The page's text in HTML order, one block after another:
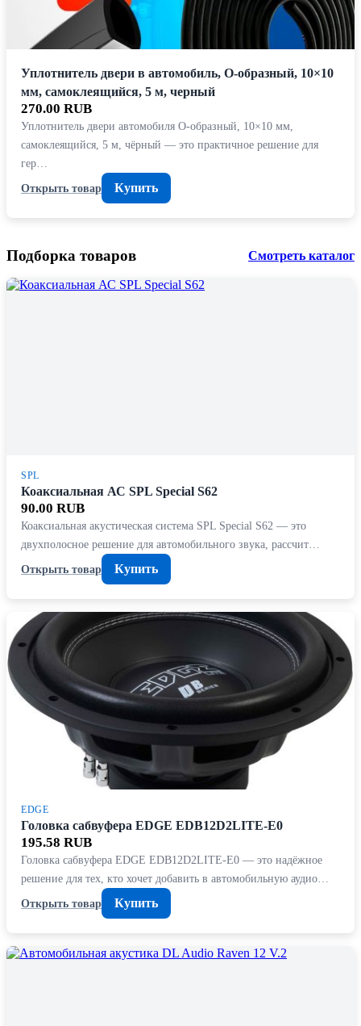
Уплотнитель двери в автомобиль, О-образный, 10×10
мм, самоклеящийся, 5 м, черный
270.00 RUB
Уплотнитель двери автомобиля О-образный, 10×10 мм,
самоклеящийся, 5 м, чёрный — это практичное решение для
гер…
Открыть товар
Купить
Подборка товаров Смотреть каталог
SPL
Коаксиальная АС SPL Special S62
90.00 RUB
Коаксиальная акустическая система SPL Special S62 — это
двухполосное решение для автомобильного звука, рассчит…
Открыть товар
Купить
EDGE
Головка сабвуфера EDGE EDB12D2LITE-E0
195.58 RUB
Головка сабвуфера EDGE EDB12D2LITE-E0 — это надёжное
решение для тех, кто хочет добавить в автомобильную аудио…
Открыть товар
Купить